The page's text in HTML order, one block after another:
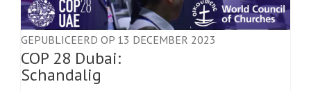
GEPUBLICEERD OP 13 DECEMBER 2023
COP 28 Dubai:
Schandalig